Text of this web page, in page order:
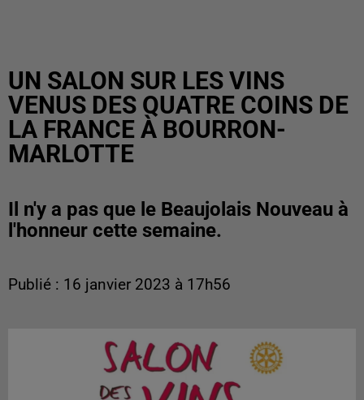
UN SALON SUR LES VINS
VENUS DES QUATRE COINS DE
LA FRANCE À BOURRON-
MARLOTTE
Il n'y a pas que le Beaujolais Nouveau à
l'honneur cette semaine.
Publié : 16 janvier 2023 à 17h56